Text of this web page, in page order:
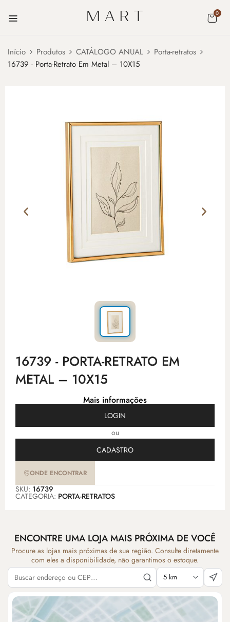
0
Início Produtos CATÁLOGO ANUAL
Porta-retratos
16739 - Porta-Retrato Em Metal – 10X15
16739 - PORTA-RETRATO EM
METAL – 10X15
Mais informações
LOGIN
ou
CADASTRO
ONDE ENCONTRAR
SKU: 16739
CATEGORIA: PORTA-RETRATOS
ENCONTRE UMA LOJA MAIS PRÓXIMA DE VOCÊ
Procure as lojas mais próximas de sua região. Consulte diretamente
com eles a disponibilidade, não garantimos o estoque.